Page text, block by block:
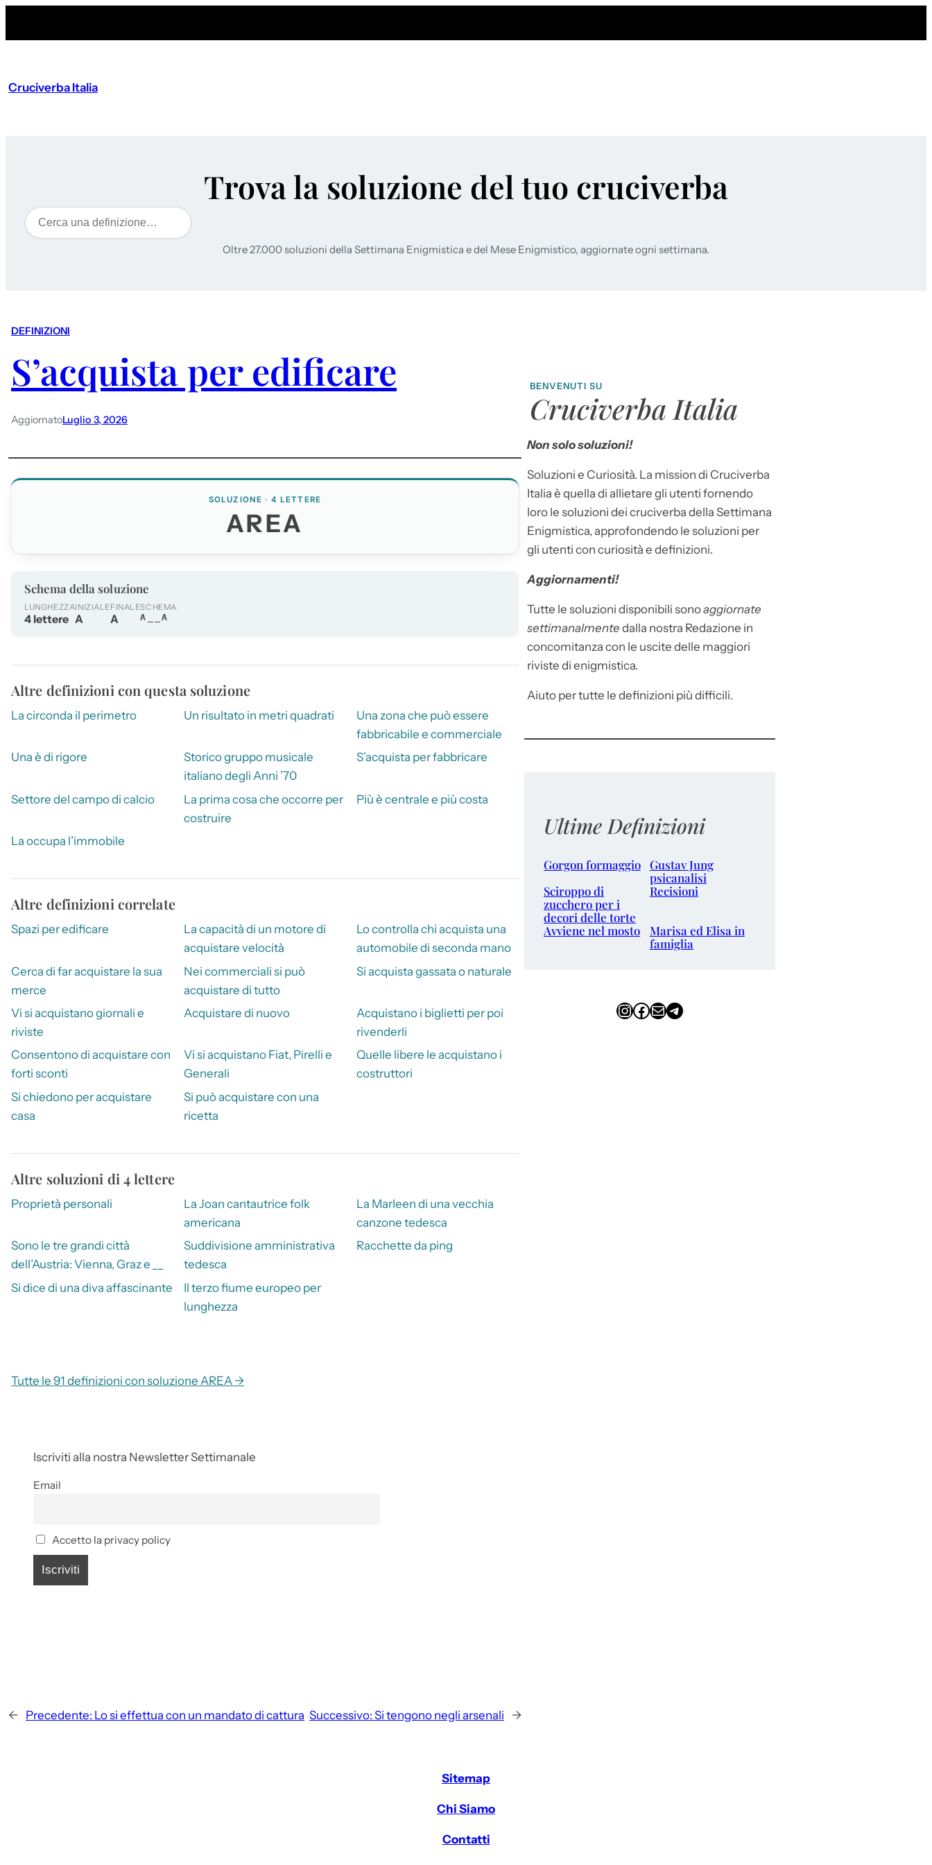
Cruciverba Italia
Trova la soluzione del tuo cruciverba
Cerca
Oltre 27.000 soluzioni della Settimana Enigmistica e del Mese Enigmistico, aggiornate ogni settimana.
DEFINIZIONI
S’acquista per edificare
AggiornatoLuglio 3, 2026
SOLUZIONE · 4 LETTERE
AREA
Schema della soluzione
LUNGHEZZA
4 lettere
INIZIALE
A
FINALE
A
SCHEMA
A__A
Altre definizioni con questa soluzione
La circonda il perimetro Un risultato in metri quadrati
Una zona che può essere
fabbricabile e commerciale
Una è di rigore
Storico gruppo musicale
italiano degli Anni ’70
S’acquista per fabbricare
Settore del campo di calcio
La prima cosa che occorre per
costruire
Più è centrale e più costa
La occupa l’immobile
Altre definizioni correlate
Spazi per edificare
La capacità di un motore di
acquistare velocità
Lo controlla chi acquista una
automobile di seconda mano
Cerca di far acquistare la sua
merce
Nei commerciali si può
acquistare di tutto
Si acquista gassata o naturale
Vi si acquistano giornali e
riviste
Acquistare di nuovo
Acquistano i biglietti per poi
rivenderli
Consentono di acquistare con
forti sconti
Vi si acquistano Fiat, Pirelli e
Generali
Quelle libere le acquistano i
costruttori
Si chiedono per acquistare
casa
Si può acquistare con una
ricetta
Altre soluzioni di 4 lettere
Proprietà personali
La Joan cantautrice folk
americana
La Marleen di una vecchia
canzone tedesca
Sono le tre grandi città
dell’Austria: Vienna, Graz e __
Suddivisione amministrativa
tedesca
Racchette da ping
Si dice di una diva affascinante
Il terzo fiume europeo per
lunghezza
Tutte le 91 definizioni con soluzione AREA →
Iscriviti alla nostra Newsletter Settimanale
Email
Accetto la privacy policy
← Precedente: Lo si effettua con un mandato di cattura Successivo: Si tengono negli arsenali →
BENVENUTI SU
Cruciverba Italia
Non solo soluzioni!
Soluzioni e Curiosità. La mission di Cruciverba
Italia è quella di allietare gli utenti fornendo
loro le soluzioni dei cruciverba della Settimana
Enigmistica, approfondendo le soluzioni per
gli utenti con curiosità e definizioni.
Aggiornamenti!
Tutte le soluzioni disponibili sonoaggiornate
settimanalmente dalla nostra Redazione in
concomitanza con le uscite delle maggiori
riviste di enigmistica.
Aiuto per tutte le definizioni più difficili.
Ultime Definizioni
Gorgon formaggio Gustav Jung
psicanalisi
Sciroppo di
zucchero per i
decori delle torte
Recisioni
Avviene nel mosto
Marisa ed Elisa in
famiglia
InstagramFacebook Email Telegram
Sitemap
Chi Siamo
Contatti